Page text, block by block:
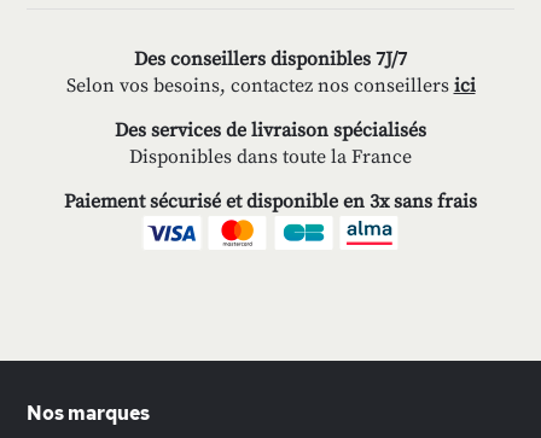
Des conseillers disponibles 7J/7
Selon vos besoins, contactez nos conseillers ici
Des services de livraison spécialisés
Disponibles dans toute la France
Paiement sécurisé et disponible en 3x sans frais
Nos marques